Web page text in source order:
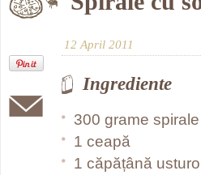
12 April 2011
Ingrediente
300 grame spirale
1 ceapă
1 căpățână